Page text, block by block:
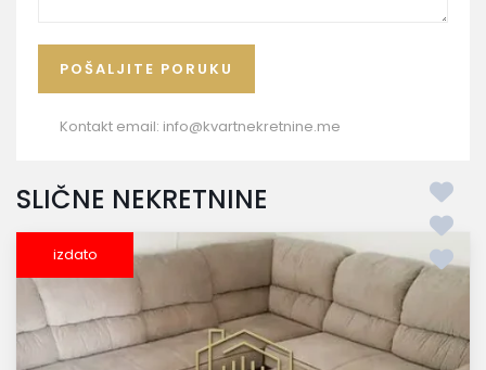
Kontakt email: info@kvartnekretnine.me
SLIČNE NEKRETNINE
izdato